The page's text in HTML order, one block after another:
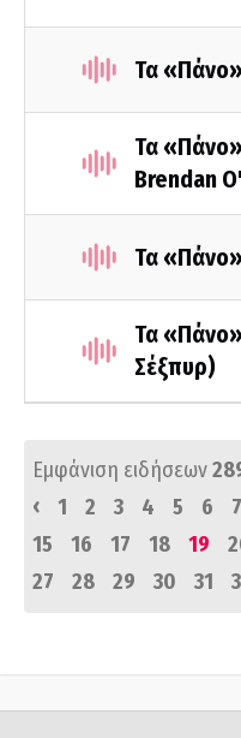
Τα
Τα
Brendan
Τα
Τα
Σέξπυρ)
Εμφάνιση ειδήσεων
‹
1 2 3 4 5 6 7
15
16 17 18 19
27
28 29 30 31